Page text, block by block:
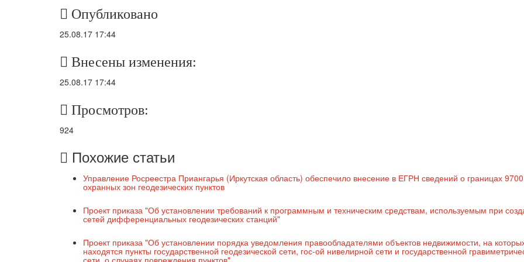
Опубликовано
25.08.17 17:44
Внесены изменения:
25.08.17 17:44
Просмотров:
924
Похожие статьи
Управление Росреестра Приангарья (Иркутская область) обеспечило внесение в ЕГРН сведений о границах 9700
охранных зон геодезических пунктов
Проект приказа "Об установлении требований к программным и техническим средствам, используемым при
сетей дифференциальных геодезических станций"
Проект приказа "Об установлении порядка уведомления правообладателями объектов недвижимости, на
находятся пункты государственной геодезической сети, гос-ой нивелирной сети и государственной
сети, о случаях повреждения пунктов"